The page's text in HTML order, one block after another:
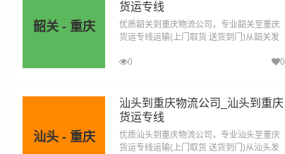
韶关 - 重庆
货运专线
优质韶关到重庆物流公司，专业韶关至重庆
货运专线运输(上门取货 送货到门)从韶关发
关到重庆直达物流专线
0 0
汕头 - 重庆
汕头到重庆物流公司_汕头到重庆
货运专线
优质汕头到重庆物流公司，专业汕头至重庆
货运专线运输(上门取货 送货到门)从汕头发